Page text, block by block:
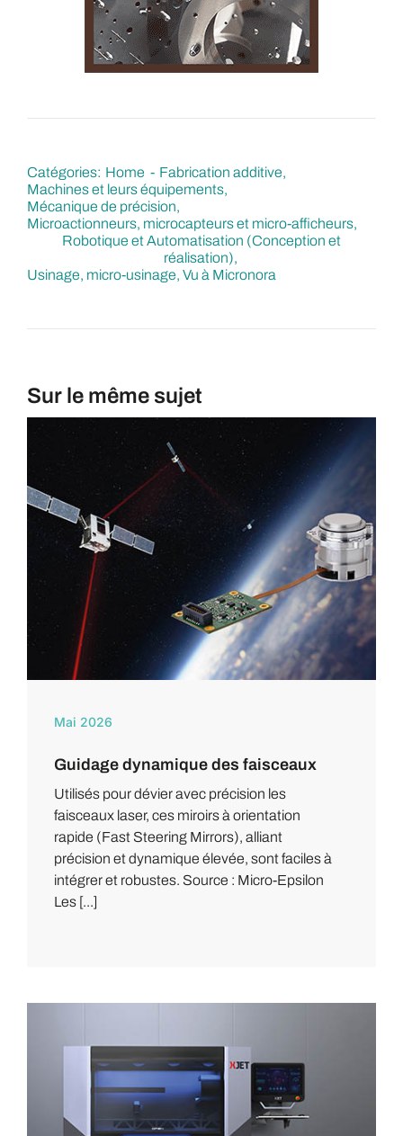
Catégories: Home
Fabrication additive
Machines et leurs équipements
Mécanique de précision
Microactionneurs, microcapteurs et micro-afficheurs
Robotique et Automatisation (Conception et
réalisation)
Usinage, micro-usinage Vu à Micronora
Sur le même sujet
Mai 2026
Guidage dynamique des faisceaux
Utilisés pour dévier avec précision les
faisceaux laser, ces miroirs à orientation
rapide (Fast Steering Mirrors), alliant
précision et dynamique élevée, sont faciles à
intégrer et robustes. Source : Micro-Epsilon
Les [...]